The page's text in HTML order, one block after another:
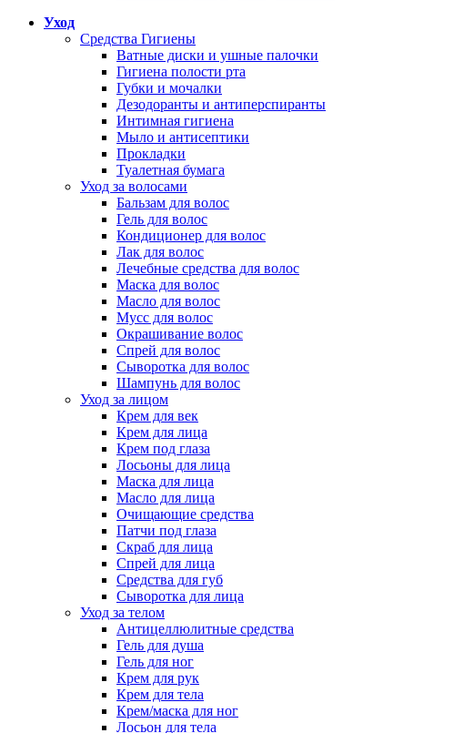
Уход
Средства Гигиены
Ватные диски и ушные палочки
Гигиена полости рта
Губки и мочалки
Дезодоранты и антиперспиранты
Интимная гигиена
Мыло и антисептики
Прокладки
Туалетная бумага
Уход за волосами
Бальзам для волос
Гель для волос
Кондиционер для волос
Лак для волос
Лечебные средства для волос
Маска для волос
Масло для волос
Мусс для волос
Окрашивание волос
Спрей для волос
Сыворотка для волос
Шампунь для волос
Уход за лицом
Крем для век
Крем для лица
Крем под глаза
Лосьоны для лица
Маска для лица
Масло для лица
Очищающие средства
Патчи под глаза
Скраб для лица
Спрей для лица
Средства для губ
Сыворотка для лица
Уход за телом
Антицеллюлитные средства
Гель для душа
Гель для ног
Крем для рук
Крем для тела
Крем/маска для ног
Лосьон для тела